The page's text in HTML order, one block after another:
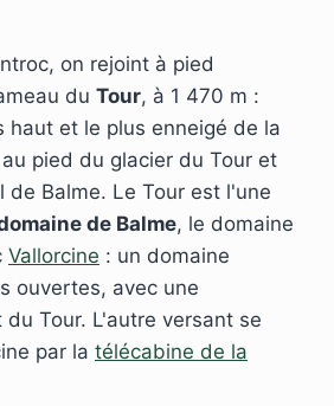
on rejoint à pied
du Tour, à 1 470 m :
haut et le plus enneigé de la
pied du glacier du Tour et
de Balme. Le Tour est l'une
de Balme, le domaine
Vallorcine : un domaine
ouvertes, avec une
Tour. L'autre versant se
par la télécabine de la